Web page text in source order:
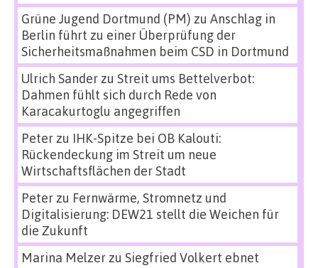
Grüne Jugend Dortmund (PM) zu Anschlag in
Berlin führt zu einer Überprüfung der
Sicherheitsmaßnahmen beim CSD in Dortmund
Ulrich Sanderzu Streit ums Bettelverbot:
Dahmen fühlt sich durch Rede von
Karacakurtoglu angegriffen
Peterzu IHK-Spitze bei OB Kalouti:
Rückendeckung im Streit um neue
Wirtschaftsflächen der Stadt
Peterzu Fernwärme, Stromnetz und
Digitalisierung: DEW21 stellt die Weichen für
die Zukunft
Marina Melzerzu Siegfried Volkert ebnet